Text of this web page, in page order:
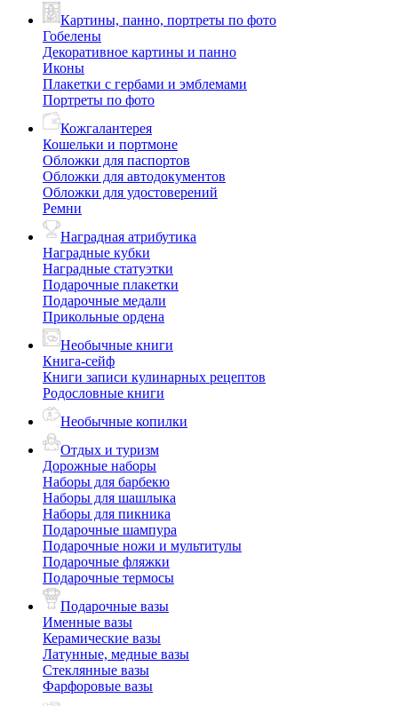
Картины, панно, портреты по фото
Гобелены
Декоративное картины и панно
Иконы
Плакетки с гербами и эмблемами
Портреты по фото
Кожгалантерея
Кошельки и портмоне
Обложки для паспортов
Обложки для автодокументов
Обложки для удостоверений
Ремни
Наградная атрибутика
Наградные кубки
Наградные статуэтки
Подарочные плакетки
Подарочные медали
Прикольные ордена
Необычные книги
Книга-сейф
Книги записи кулинарных рецептов
Родословные книги
Необычные копилки
Отдых и туризм
Дорожные наборы
Наборы для барбекю
Наборы для шашлыка
Наборы для пикника
Подарочные шампура
Подарочные ножи и мультитулы
Подарочные фляжки
Подарочные термосы
Подарочные вазы
Именные вазы
Керамические вазы
Латунные, медные вазы
Стеклянные вазы
Фарфоровые вазы